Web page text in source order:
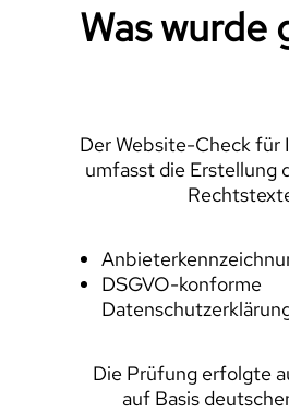
Was
Der Website-Check für
umfasst die Erstellung
DSGVO-konforme
Die Prüfung erfolgte
auf Basis